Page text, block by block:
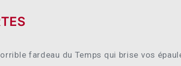
fardeau du Temps qui brise vos